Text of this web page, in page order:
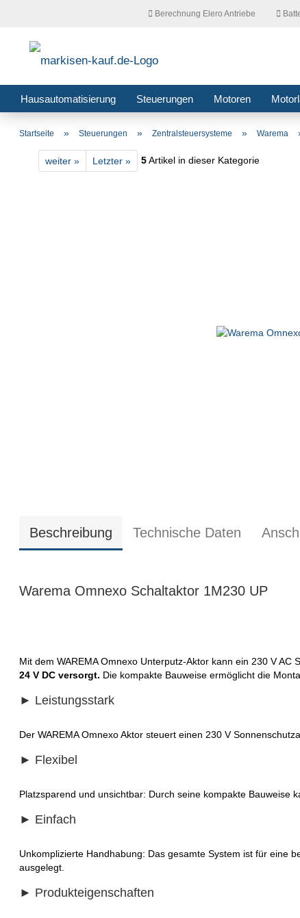
Berechnung Elero Antriebe
Hausautomatisierung Steuerungen Motoren
Startseite » Steuerungen » Zentralsteuersysteme » Warema
weiter » Letzter » 5Artikel in dieser Kategorie
Beschreibung Technische Daten
Warema Omnexo Schaltaktor 1M230 UP
Mit dem WAREMA Omnexo Unterputz-Aktor kann ein 230 V AC
24 V DC versorgt. Die kompakte Bauweise ermöglicht die
► Leistungsstark
Der WAREMA Omnexo Aktor steuert einen 230 V
► Flexibel
Platzsparend und unsichtbar: Durch seine kompakte Bauweise
► Einfach
Unkomplizierte Handhabung: Das gesamte System ist für eine
ausgelegt.
► Produkteigenschaften